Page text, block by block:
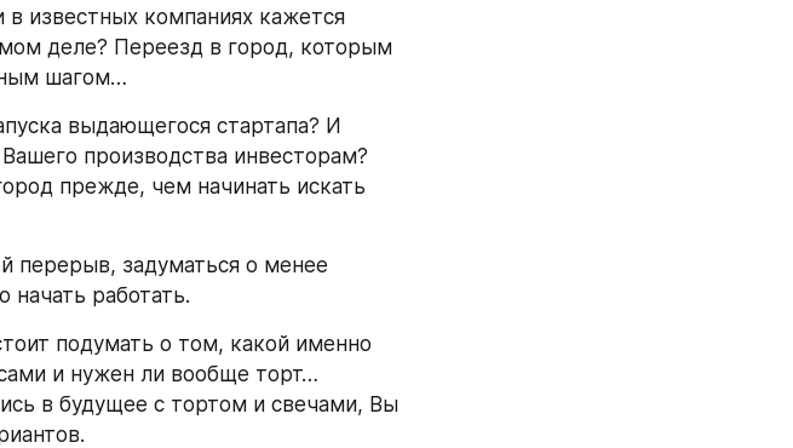
в известных компаниях кажется
деле? Переезд в город, которым
шагом…
выдающегося стартапа? И
производства инвесторам?
прежде, чем начинать искать
перерыв, задуматься о менее
начать работать.
подумать о том, какой именно
и нужен ли вообще торт…
в будущее с тортом и свечами, Вы